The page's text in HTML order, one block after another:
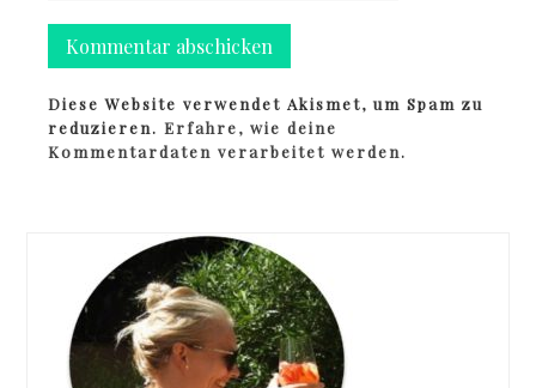
Diese Website verwendet Akismet, um Spam zu
reduzieren.Erfahre, wie deine
Kommentardaten verarbeitet werden.